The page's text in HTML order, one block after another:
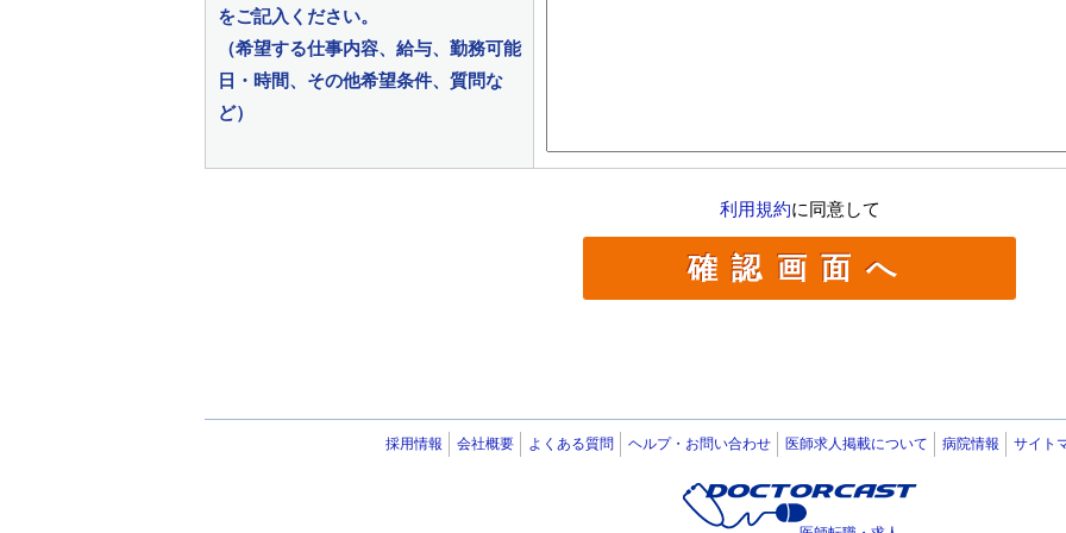
をご記入ください。
（希望する仕事内容、給与、勤務可能
日・時間、その他希望条件、質問な
ど）
利用規約に同意して
採用情報 会社概要 よくある質問 ヘルプ・お問い合わせ 医師求人掲載について 病院情報 サイト